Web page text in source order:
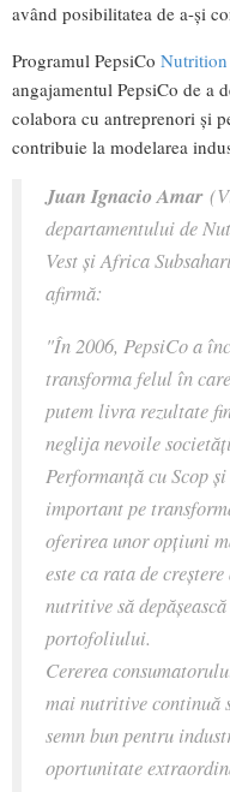
având posibilitatea de a-şi
Programul PepsiCo Nutrition
angajamentul PepsiCo de a
colabora cu antreprenori şi
contribuie la modelarea
Juan Ignacio Amar
departamentului de
Vest şi Africa
afirmă:
"În 2006, PepsiCo a
transforma felul în
putem livra rezultate
neglija nevoile
Performanţă cu Scop
important pe
oferirea unor opțiuni
este ca rata de
nutritive să
portofoliului.
Cererea
mai nutritive continuă
semn bun pentru
oportunitate